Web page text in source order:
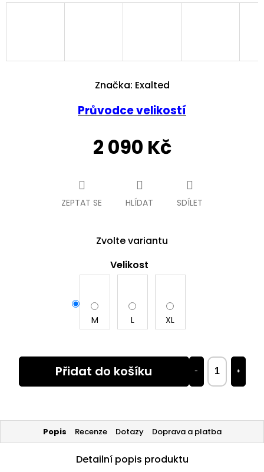
2 090 Kč
Zvolte variantu
Velikost
M L XL
+
−
Přidat do košíku
Průvodce velikostí
ZEPTAT SE HLÍDAT SDÍLET
Značka: Exalted
Popis Recenze Dotazy Doprava a platba
Detailní popis produktu